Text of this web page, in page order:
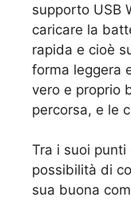
supporto USB
caricare la
rapida e cioè
forma leggera
vero e proprio
percorsa, e le
Tra i suoi
possibilità di
sua buona